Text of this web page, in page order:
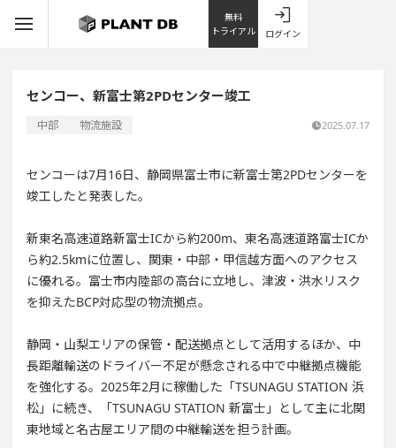
無料
トライアル
ログイン
センコー、新富士第2PDセンター竣工
中部 物流施設 2025.07.17
センコーは7月16日、静岡県富士市に新富士第2PDセンターを
竣工したと発表した。
新東名高速道路新富士ICから約200m、東名高速道路富士ICか
ら約2.5kmに位置し、関東・中部・甲信越方面へのアクセス
に優れる。富士市内陸部の高台に立地し、津波・洪水リスク
を抑えたBCP対応型の物流拠点。
静岡・山梨エリアの保管・配送拠点として活用するほか、中
長距離輸送のドライバー不足が懸念される中で中継拠点機能
を強化する。2025年2月に稼働した「TSUNAGU STATION 浜
松」に続き、「TSUNAGU STATION 新富士」として主に北関
東地域と名古屋エリア間の中継輸送を担う計画。